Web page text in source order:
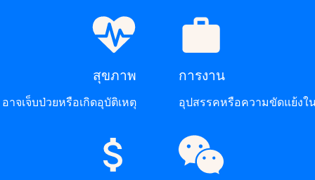
สุขภาพ
อาจเจ็บป่วยหรือเกิดอุบัติเหตุ
การงาน
อุปสรรคหรือความขัดแย้งใ